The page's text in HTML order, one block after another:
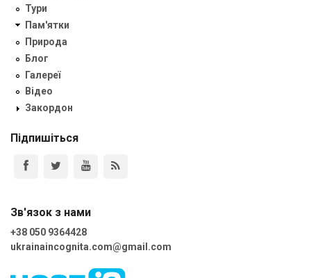
Тури
Пам'ятки
Природа
Блог
Галереї
Відео
Закордон
Підпишіться
Зв'язок з нами
+38 050 9364428
ukrainaincognita.com@gmail.com